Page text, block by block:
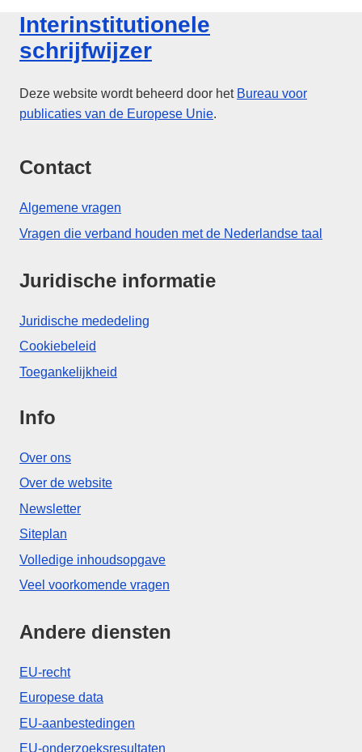
Interinstitutionele
schrijfwijzer
Deze website wordt beheerd door het Bureau voor
publicaties van de Europese Unie.
Contact
Algemene vragen
Vragen die verband houden met de Nederlandse taal
Juridische informatie
Juridische mededeling
Cookiebeleid
Toegankelijkheid
Info
Over ons
Over de website
Newsletter
Siteplan
Volledige inhoudsopgave
Veel voorkomende vragen
Andere diensten
EU-recht
Europese data
EU-aanbestedingen
EU-onderzoeksresultaten